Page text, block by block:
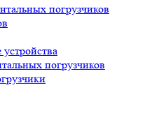
погрузчиков
погрузчиков